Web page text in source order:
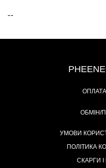
--
ОБМІН/
УМОВИ
ПОЛІТИКА
СКАРГИ